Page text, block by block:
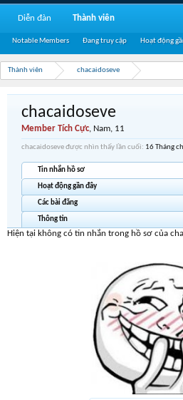
Thành viên chacaidoseve
chacaidoseve
Member Tích Cực, Nam, 11
chacaidoseve được nhìn thấy lần cuối: 16 Tháng
Tin nhắn hồ sơ
Hoạt động gần đây
Các bài đăng
Thông tin
Hiện tại không có tin nhắn trong hồ sơ của
Diễn đàn Thành viên
Notable Members Đang truy cập Hoạt động